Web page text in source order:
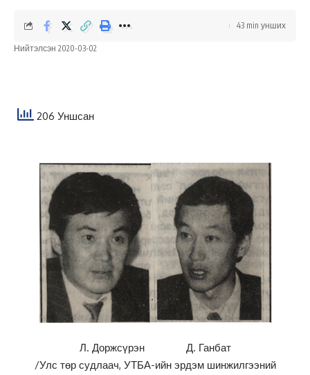
Нийтэлсэн 2020-03-02
43 min унших
206 Уншсан
Л. Доржсүрэн Д. Ганбат
/Улс төр судлаач, УТБА-ийн эрдэм шинжилгээний